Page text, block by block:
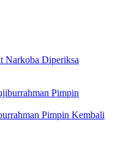
Narkoba Diperiksa
Pimpin Kembali